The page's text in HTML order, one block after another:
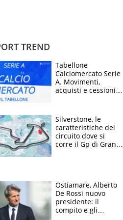
TREND
Tabellone
Calciomercato Serie
A. Movimenti,
acquisti e cessioni:
Silverstone, le
caratteristiche del
circuito dove si
corre il Gp di Gran
Ostiamare, Alberto
De Rossi nuovo
presidente: il
compito e gli